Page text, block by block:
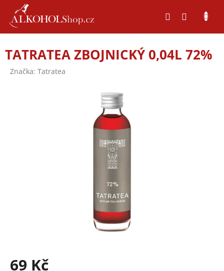
obsah
TATRATEA ZBOJNICKÝ 0,04L 72%
Značka: Tatratea
69 Kč